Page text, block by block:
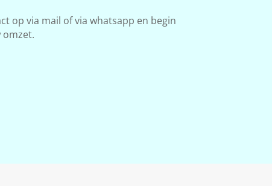
op via mail of via whatsapp en begin
omzet.